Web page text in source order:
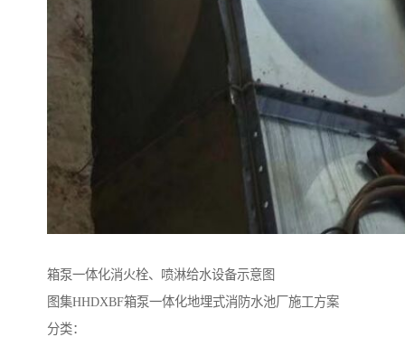
箱泵一体化消火栓、喷淋给水设备示意图
图集HHDXBF箱泵一体化地埋式消防水池厂施工方案
分类：